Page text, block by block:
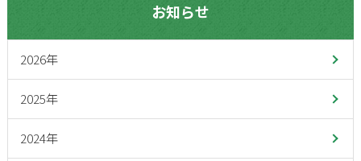
お知らせ
2026年
2025年
2024年